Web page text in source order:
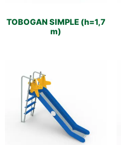
TOBOGAN SIMPLE (h=1,7
m)